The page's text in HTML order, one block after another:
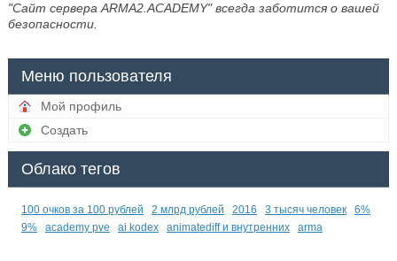
"Сайт сервера ARMA2.ACADEMY" всегда заботится о вашей
безопасности.
Меню пользователя
Мой профиль
Создать
Облако тегов
100 очков за 100 рублей 2 млрд рублей 2016 3 тысяч человек
6%
9%
academy pve ai kodex animatediff и внутренних arma